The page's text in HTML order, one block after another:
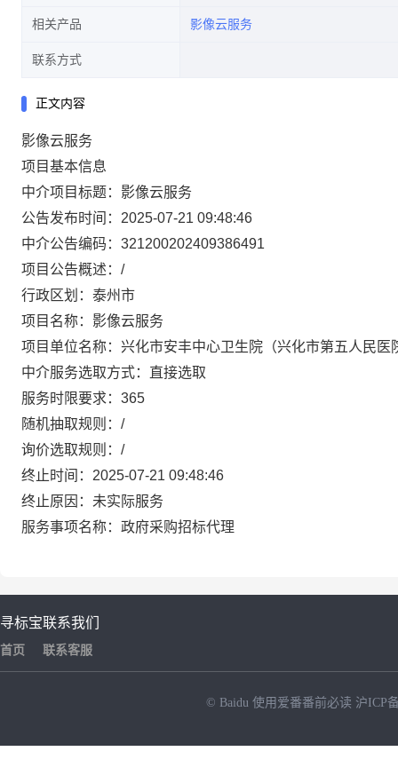
相关产品 影像云服务
联系方式
正文内容
影像云服务
项目基本信息
中介项目标题：影像云服务
公告发布时间：2025-07-21 09:48:46
中介公告编码：321200202409386491
项目公告概述：/
行政区划：泰州市
项目名称：影像云服务
项目单位名称：兴化市安丰中心卫生院（兴化市第五人民医
中介服务选取方式：直接选取
服务时限要求：365
随机抽取规则：/
询价选取规则：/
终止时间：2025-07-21 09:48:46
终止原因：未实际服务
服务事项名称：政府采购招标代理
寻标宝
首页
联系我们
联系客服
© Baidu 使用爱番番前必读 沪ICP